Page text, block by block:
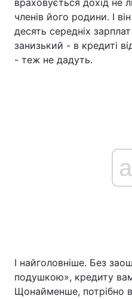
враховується дохід не
членів його родини. І
десять середніх
занизький - в кредиті
- теж не дадуть.
І найголовніше. Без
подушкою», кредиту
Щонайменше, потрібно